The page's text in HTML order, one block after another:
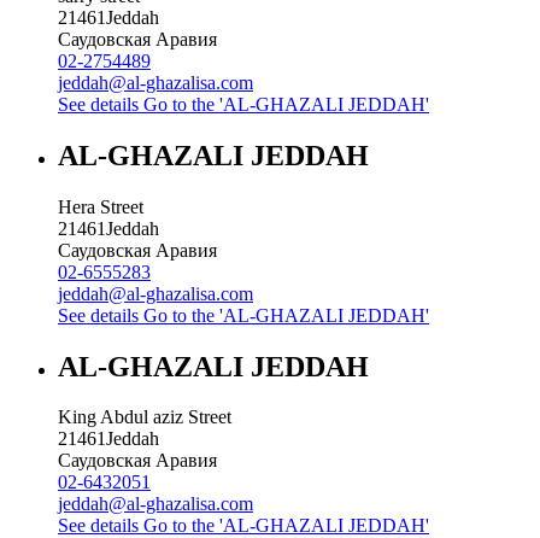
21461Jeddah
Саудовская Аравия
02-2754489
jeddah@al-ghazalisa.com
See details Go to the 'AL-GHAZALI JEDDAH'
AL-GHAZALI JEDDAH
Hera Street
21461Jeddah
Саудовская Аравия
02-6555283
jeddah@al-ghazalisa.com
See details Go to the 'AL-GHAZALI JEDDAH'
AL-GHAZALI JEDDAH
King Abdul aziz Street
21461Jeddah
Саудовская Аравия
02-6432051
jeddah@al-ghazalisa.com
See details Go to the 'AL-GHAZALI JEDDAH'